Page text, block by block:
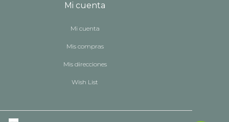
Mi cuenta
Mi cuenta
Mis compras
Mis direcciones
Wish List